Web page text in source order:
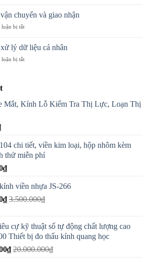
320P,
420
Thức
Thanh
Toán
chuyển và giao nhận
luận bị tắtở
vận
chuyển
lý dữ liệu cá nhân
luận bị tắtở
dữ
Mắt, Kính Lỗ Kiểm Tra Thị Lực, Loạn Thị
chi tiết, viền kim loại, hộp nhôm kèm
thử miễn phí
₫
viền nhựa JS-266
₫ 3.500.000₫
cự kỹ thuật số tự động chất lượng cao
Thiết bị đo thấu kính quang học
₫ 20.000.000₫